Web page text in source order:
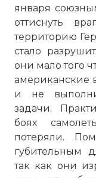
января
оттиснуть
территорию
стало
они мало того
американские
и не
задачи.
боях
потеряли.
губительным
так как они